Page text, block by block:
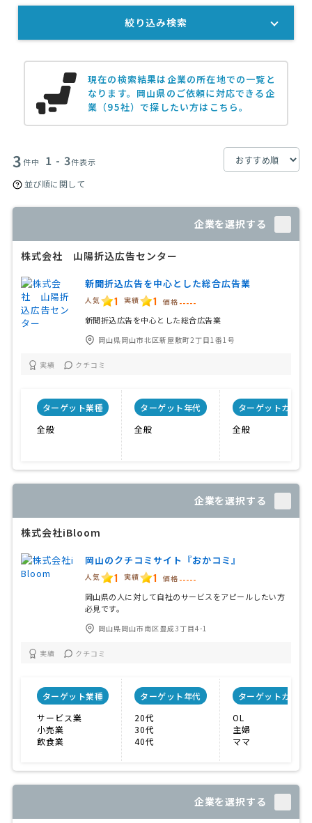
現在の検索結果は企業の所在地での一覧と
なります。 岡山県のご依頼に対応できる企
業（95社）で探したい方はこちら。
3件中 1 - 3件表示
並び順に関して
企業を選択する
株式会社 山陽折込広告センター
新聞折込広告を中心とした総合広告業
人気 1 実績 1 価格 -----
新聞折込広告を中心とした総合広告業
岡山県岡山市北区新屋敷町2丁目1番1号
実績 クチコミ
ターゲット業種
全般
ターゲット年代
全般
ターゲットカテゴ
全般
企業を選択する
株式会社iBloom
岡山のクチコミサイト『おかコミ』
人気 1 実績 1 価格 -----
岡山県の人に対して自社のサービスをアピールしたい方
必見です。
岡山県岡山市南区豊成3丁目4-1
実績 クチコミ
ターゲット業種
サービス業
小売業
飲食業
ターゲット年代
20代
30代
40代
ターゲットカテゴ
OL
主婦
ママ
企業を選択する
絞り込み検索